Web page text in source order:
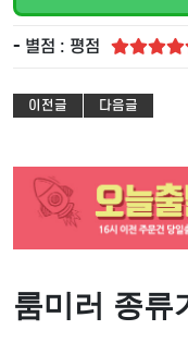
- 별점 : 평점
이전글 다음글
룸미러 종류